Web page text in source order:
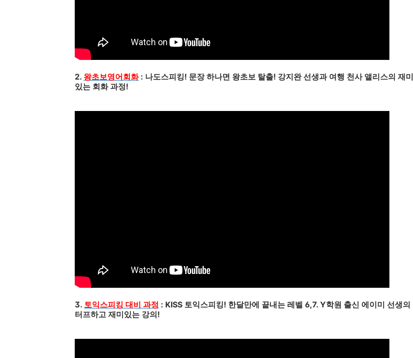
2. 왕초보영어회화: 나도스피킹! 문장 하나면 왕초보 탈출! 강지완 선생과 여행 천사 앨리스의 재미
있는 회화 과정!
3. 토익스피킹 대비 과정 : KISS 토익스피킹! 한달만에 끝내는 레벨 6,7. Y학원 출신 에이미 선생의
터프하고 재미있는 강의!